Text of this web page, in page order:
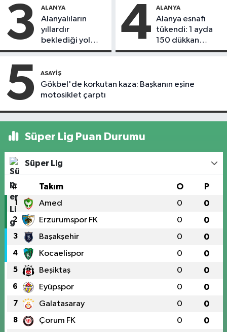
3 ALANYA
Alanyalıların
yıllardır
beklediği yol
askıdan döndü
4 ALANYA
Alanya esnafı
tükendi: 1 ayda
150 dükkan
kapandı
5 ASAYIŞ
Gökbel'de korkutan kaza: Başkanın eşine
motosiklet çarptı
Süper Lig Puan Durumu
Süper Lig
# Takım O P
1 Amed 0 0
2 Erzurumspor FK 0 0
3 Başakşehir 0 0
4 Kocaelispor 0 0
5 Beşiktaş 0 0
6 Eyüpspor 0 0
7 Galatasaray 0 0
8 Çorum FK 0 0